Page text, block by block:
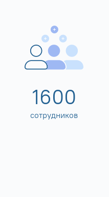
1600
сотрудников